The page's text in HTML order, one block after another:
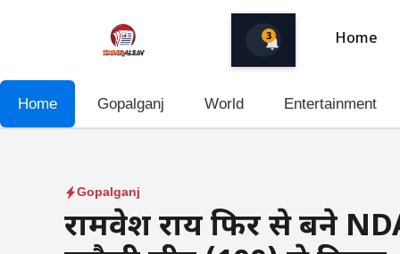
3 Home
Home Gopalganj World Entertainment
Gopalganj
रामप्रवेश राय फिर से बने